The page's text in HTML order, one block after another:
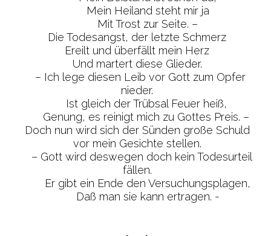
Mein Heiland steht mir ja
Mit Trost zur Seite. –
Die Todesangst, der letzte Schmerz
Ereilt und überfällt mein Herz
Und martert diese Glieder.
– Ich lege diesen Leib vor Gott zum Opfer
nieder.
Ist gleich der Trübsal Feuer heiß,
Genung, es reinigt mich zu Gottes Preis. –
Doch nun wird sich der Sünden große Schuld
vor mein Gesichte stellen.
– Gott wird deswegen doch kein Todesurteil
fällen.
Er gibt ein Ende den Versuchungsplagen,
Daß man sie kann ertragen. -